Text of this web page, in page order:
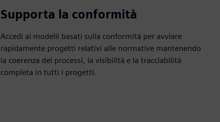
Supporta la conformità
Accedi ai modelli basati sulla conformità per avviare
rapidamente progetti relativi alle normative mantenendo
la coerenza dei processi, la visibilità e la tracciabilità
completa in tutti i progetti.